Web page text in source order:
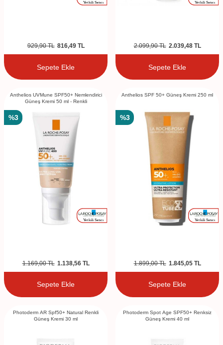
929,90TL 816,49TL
Sepete Ekle
2.099,90TL 2.039,48TL
Sepete Ekle
Anthelios UVMune SPF50+ Nemlendirici
Güneş Kremi 50 ml - Renkli
%3
1.169,00TL 1.138,56TL
Sepete Ekle
Anthelios SPF 50+ Güneş Kremi 250 ml
%3
1.899,00TL 1.845,05TL
Sepete Ekle
Photoderm AR Spf50+ Natural Renkli
Güneş Kremi 30 ml
Photoderm Spot Age SPF50+ Renksiz
Güneş Kremi 40 ml